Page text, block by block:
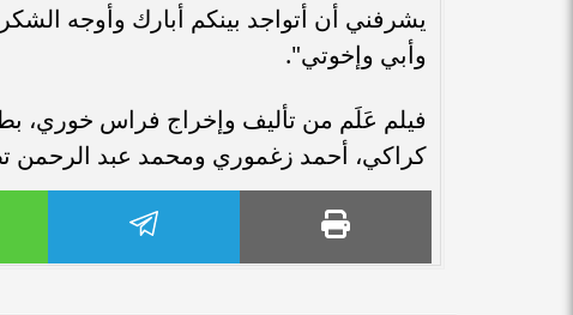
يشرفني أن أتواجد بينكم أبارك وأوجه
وأبي وإخوتي".
فيلم عَلَم من تأليف وإخراج فراس خوري،
كراكي، أحمد زغموري ومحمد عبد الرحمن